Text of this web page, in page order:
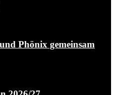
Phönix gemeinsam